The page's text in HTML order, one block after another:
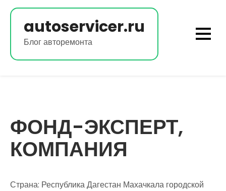
Перейти
содержимомуautoservicer.ru
Блог авторемонта
ФОНД-ЭКСПЕРТ,
КОМПАНИЯ
Страна: Республика Дагестан Махачкала городской